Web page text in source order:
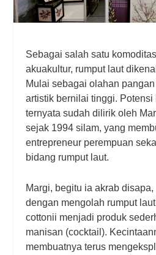
Sebagai salah satu
akuakultur, rumput laut
Mulai sebagai olahan
artistik bernilai tinggi. Potensi
ternyata sudah dilirik oleh
sejak 1994 silam, yang
entrepreneur perempuan
bidang rumput laut.
Margi, begitu ia akrab
dengan mengolah rumput
cottonii menjadi produk
manisan (cocktail).
membuatnya terus